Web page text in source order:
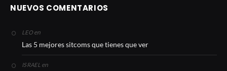
NUEVOS COMENTARIOS
LEOen
Las 5 mejores sitcoms que tienes que ver
ISRAELen